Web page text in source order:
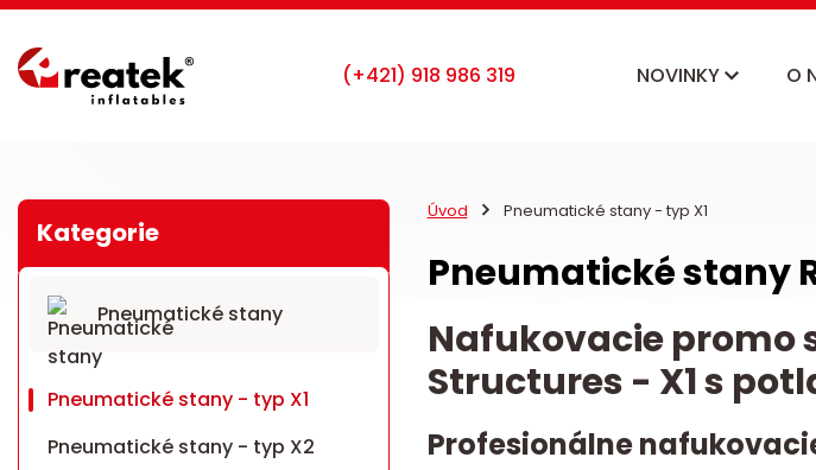
NOVINKY O
Pneumatické stany
Pneumatické stany - typ X1
Pneumatické stany - typ X2
Úvod Pneumatické stany - typ X1
Pneumatické stany
Nafukovacie promo
Structures - X1 s
Profesionálne